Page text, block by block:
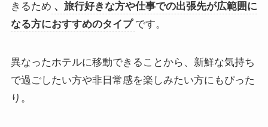
きるため 、旅行好きな方や仕事での出張先が広範囲に
なる方におすすめのタイプ です。
異なったホテルに移動できることから、新鮮な気持ち
で過ごしたい方や非日常感を楽しみたい方にもぴった
り。